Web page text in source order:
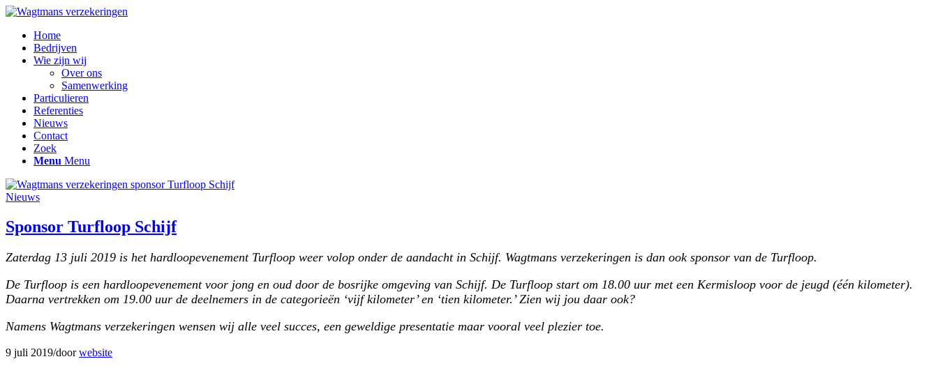
Home
Bedrijven
Wie zijn wij
Over ons
Samenwerking
Particulieren
Referenties
Nieuws
Contact
Zoek
Menu Menu
Nieuws
Sponsor Turfloop Schijf
Zaterdag 13 juli 2019 is het hardloopevenement Turfloop weer volop onder de aandacht in Schijf. Wagtmans verzekeringen is dan ook sponsor van de Turfloop.
De Turfloop is een hardloopevenement voor jong en oud door de bosrijke omgeving van Schijf. De Turfloop start om 18.00 uur met een Kermisloop voor de jeugd (één kilometer).
Daarna vertrekken om 19.00 uur de deelnemers in de categorieën ‘vijf kilometer’ en ‘tien kilometer.’ Zien wij jou daar ook?
Namens Wagtmans verzekeringen wensen wij alle veel succes, een geweldige presentatie maar vooral veel plezier toe.
9 juli 2019/doorwebsite